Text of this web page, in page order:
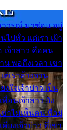
าวรณ์ มาซ่อน อยู่
ปทั่ว แต่เรา เฝ้า
เจ้าสาว คือคน
พอถึงเวลา เขา
เราล้างจาน
ใจเจ้าบ่าว เป็น
อนเจ้าสาว ยัง
าไม่เห็นคน ที่อยู่
ยงเจ้าบ่าว ที่เขา